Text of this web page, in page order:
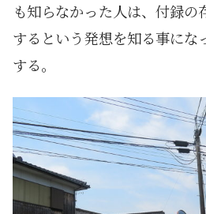
も知らなかった人は、付録の
するという発想を知る事にな
する。